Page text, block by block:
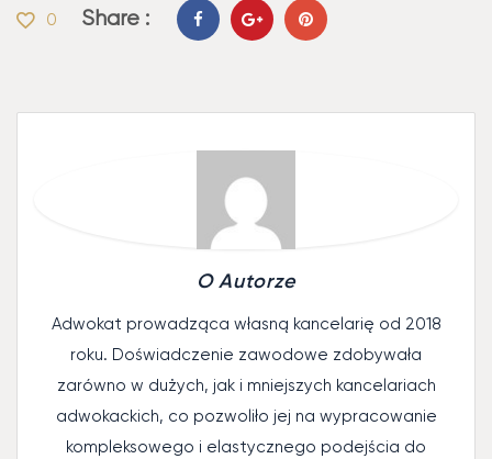
0 Share :
O Autorze
Adwokat prowadząca własną kancelarię od 2018
roku. Doświadczenie zawodowe zdobywała
zarówno w dużych, jak i mniejszych kancelariach
adwokackich, co pozwoliło jej na wypracowanie
kompleksowego i elastycznego podejścia do